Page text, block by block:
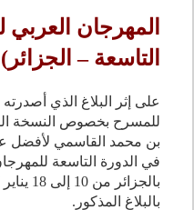
المهرجان
التاسعة – الجزائر)
على إثر البلاغ الذي أصدرته
للمسرح بخصوص النسخة
بن محمد القاسمي لأفضل
في الدورة التاسعة
بالبلاغ المذكور.